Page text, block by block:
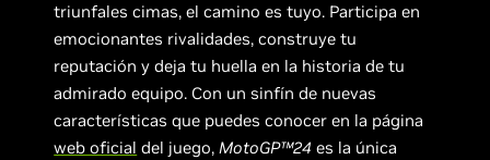
triunfales cimas, el camino es tuyo. Participa en
emocionantes rivalidades, construye tu
reputación y deja tu huella en la historia de tu
admirado equipo. Con un sinfín de nuevas
características que puedes conocer en la página
web oficial del juego,MotoGP™24 es la única